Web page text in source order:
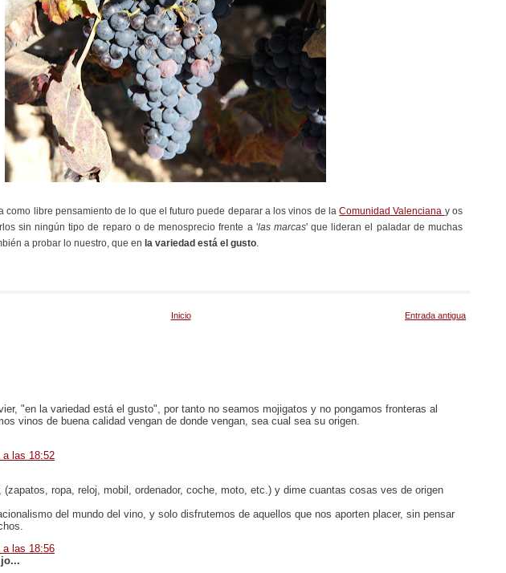
como libre pensamiento de lo que el futuro puede deparar a los vinos de laComunidad Valenciana y os
sin ningún tipo de reparo o de menosprecio frente a 'las marcas' que lideran el paladar de muchas
a probar lo nuestro, que en la variedad está el gusto.
Entrada antigua
Inicio
"en la variedad está el gusto", por tanto no seamos mojigatos y no pongamos fronteras al
vinos de buena calidad vengan de donde vengan, sea cual sea su origen.
a las 18:52
(zapatos, ropa, reloj, mobil, ordenador, coche, moto, etc.) y dime cuantas cosas ves de origen
del mundo del vino, y solo disfrutemos de aquellos que nos aporten placer, sin pensar
a las 18:56